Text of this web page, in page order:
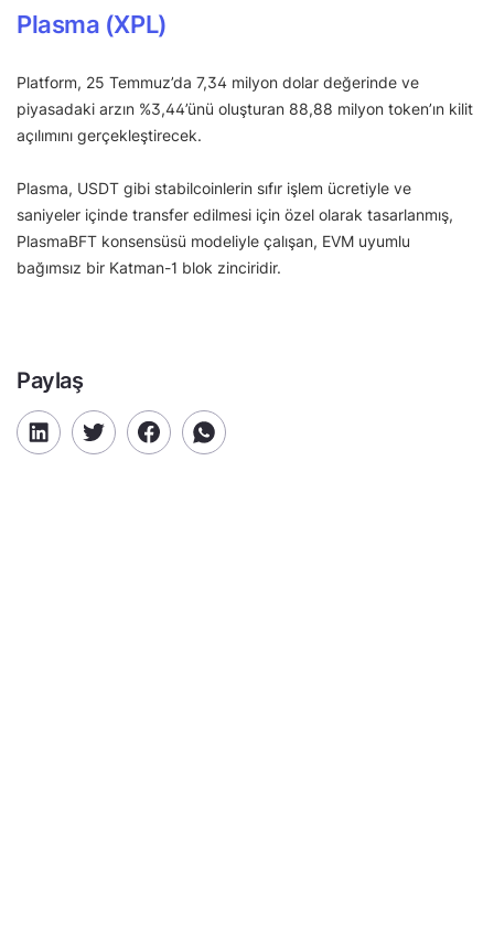
Plasma (XPL)
Platform, 25 Temmuz’da 7,34 milyon dolar değerinde ve
piyasadaki arzın %3,44’ünü oluşturan 88,88 milyon token’ın kilit
açılımını gerçekleştirecek.
Plasma, USDT gibi stabilcoinlerin sıfır işlem ücretiyle ve
saniyeler içinde transfer edilmesi için özel olarak tasarlanmış,
PlasmaBFT konsensüsü modeliyle çalışan, EVM uyumlu
bağımsız bir Katman-1 blok zinciridir.
Paylaş